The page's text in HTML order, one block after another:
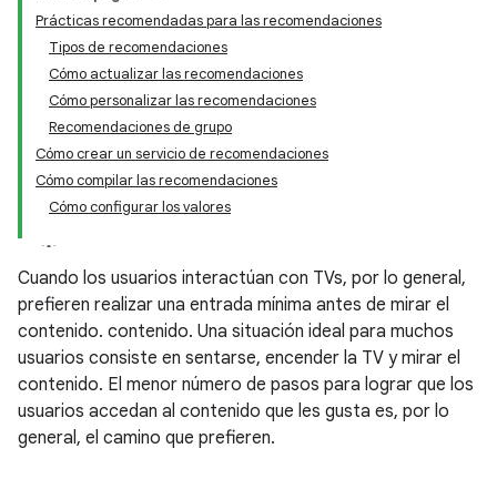
Prácticas recomendadas para las recomendaciones
Tipos de recomendaciones
Cómo actualizar las recomendaciones
Cómo personalizar las recomendaciones
Recomendaciones de grupo
Cómo crear un servicio de recomendaciones
Cómo compilar las recomendaciones
Cómo configurar los valores
Cuando los usuarios interactúan con TVs, por lo general,
prefieren realizar una entrada mínima antes de mirar el
contenido. contenido. Una situación ideal para muchos
usuarios consiste en sentarse, encender la TV y mirar el
contenido. El menor número de pasos para lograr que los
usuarios accedan al contenido que les gusta es, por lo
general, el camino que prefieren.